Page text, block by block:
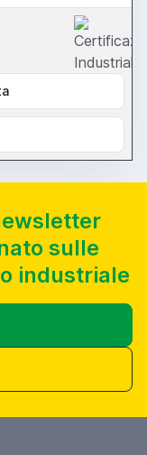
sulle
industriale